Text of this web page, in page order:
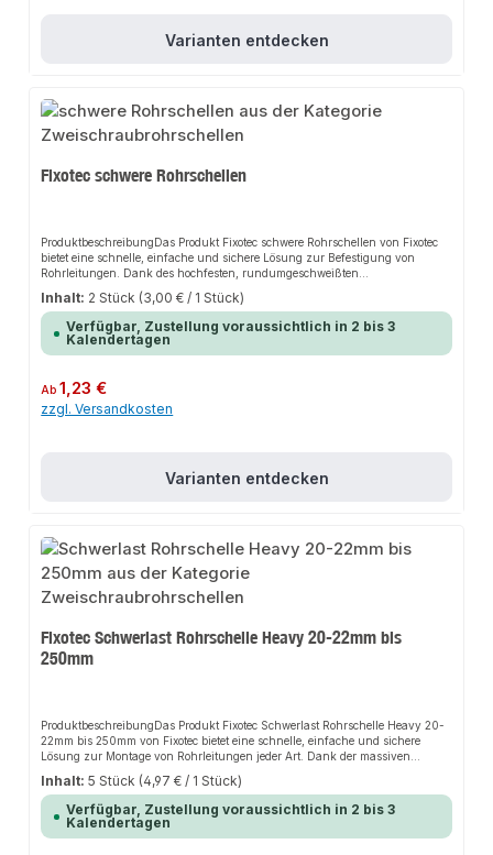
Varianten entdecken
Fixotec schwere Rohrschellen
ProduktbeschreibungDas Produkt Fixotec schwere Rohrschellen von Fixotec
bietet eine schnelle, einfache und sichere Lösung zur Befestigung von
Rohrleitungen. Dank des hochfesten, rundumgeschweißten
Gewindeanschlusses sorgt es für perfekten Halt und passt sich flexibel an
verschiedene Montageorte an. Das robuste Design und die einfache Montage
machen dieses Produkt zu einer zuverlässigen Wahl für jede
Installation.EigenschaftenHochfester, rundumgeschweißter
GewindeanschlussSchraubensicherung mit UnverlierbarkeitsscheibeStabile
ausgestattetRobustes Design für lange
HaltbarkeitAnwendungsbereicheSanitärbereichHeizungsbereichAllgemeine
Rohrinstallationen an Wand, Decke und BodenProduktdatenMaterial:
Inhalt: 2 Stück (3,00 € / 1 Stück)
Verfügbar, Zustellung voraussichtlich in 2 bis 3
Kalendertagen
Regulärer Preis:
Ab1,23 €
zzgl. Versandkosten
Varianten entdecken
Fixotec Schwerlast Rohrschelle Heavy 20-22mm bis
250mm
ProduktbeschreibungDas Produkt Fixotec Schwerlast Rohrschelle Heavy 20-
22mm bis 250mm von Fixotec bietet eine schnelle, einfache und sichere
Lösung zur Montage von Rohrleitungen jeder Art. Dank der massiven
Verarbeitung sorgt es für perfekten Halt und passt sich flexibel an
verschiedene Anwendungsbereiche an. Das robuste Design und die einfache
Montage machen dieses Produkt zu einer zuverlässigen Wahl für jede
Installation.EigenschaftenMassive Rohrschelle mit zwei
SchraubenAnpassbarkeit an den
Inhalt:5 Stück (4,97 € / 1 Stück)
Verfügbar, Zustellung voraussichtlich in 2 bis 3
Kalendertagen